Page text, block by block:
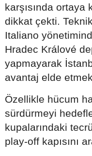
karşısında
dikkat çekti.
Italiano
Hradec Králové
yapmayarak
avantaj elde
Özellikle hücum
sürdürmeyi
kupalarındaki
play-off kapısını